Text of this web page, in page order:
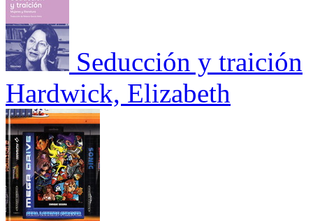
Seducción y traición
Hardwick, Elizabeth